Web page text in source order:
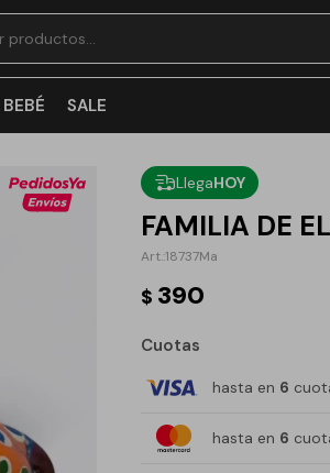
BEBÉ SALE
LlegaHOY
FAMILIA DE
18737Ma
$ 390
Cuotas
hasta en 6
hasta en 6